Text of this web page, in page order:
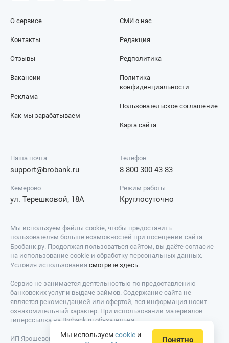
О сервисе
Контакты
Отзывы
СМИ о нас
Редакция
Редполитика
Вакансии
Реклама
Как мы зарабатываем
Политика
конфиденциальности
Пользовательское соглашение
Карта сайта
Наша почта
support@brobank.ru
Телефон
8 800 300 43 83
Кемерово
ул. Терешковой, 18А
Режим работы
Круглосуточно
Мы используем файлы cookie, чтобы предоставить
пользователям больше возможностей при посещении сайта
Бробанк.ру. Продолжая пользоваться сайтом, вы даёте согласие
на использование cookie и обработку персональных данных.
Условия использования смотрите здесь.
Сервис не занимается деятельностью по предоставлению
банковских услуг и выдаче займов. Содержание сайта не
является рекомендацией или офертой, вся информация носит
ознакомительный характер. При использовании материалов
гиперссылка на Brobank.ru обязательна.
ИП Ярошевский Д.И. ИНН: 423082922740. ОГРНИП:
Мы используемcookie и
Понятно